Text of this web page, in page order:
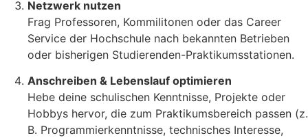
Netzwerk nutzen
Frag Professoren, Kommilitonen oder das Career
Service der Hochschule nach bekannten Betrieben
oder bisherigen Studierenden-Praktikumsstationen.
Anschreiben & Lebenslauf optimieren
Hebe deine schulischen Kenntnisse, Projekte oder
Hobbys hervor, die zum Praktikumsbereich passen (z.
B. Programmierkenntnisse, technisches Interesse,